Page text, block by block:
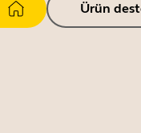
Ürün